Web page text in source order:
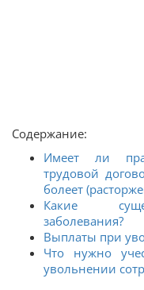
Содержание:
Имеет ли
трудовой
болеет
Какие
заболевания?
Выплаты при
Что нужно
увольнении